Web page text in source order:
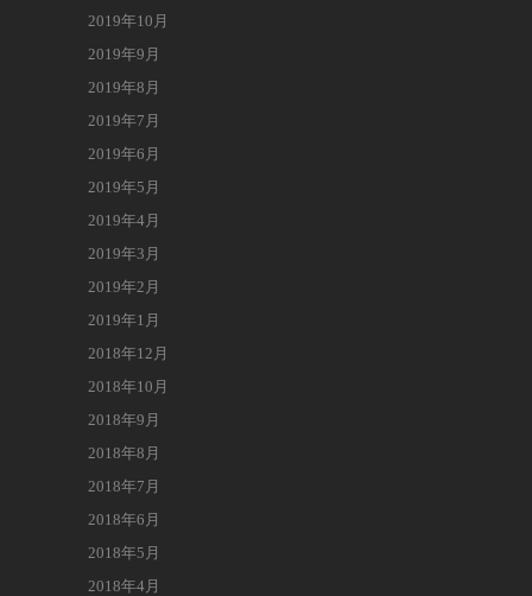
2019年10月
2019年9月
2019年8月
2019年7月
2019年6月
2019年5月
2019年4月
2019年3月
2019年2月
2019年1月
2018年12月
2018年10月
2018年9月
2018年8月
2018年7月
2018年6月
2018年5月
2018年4月